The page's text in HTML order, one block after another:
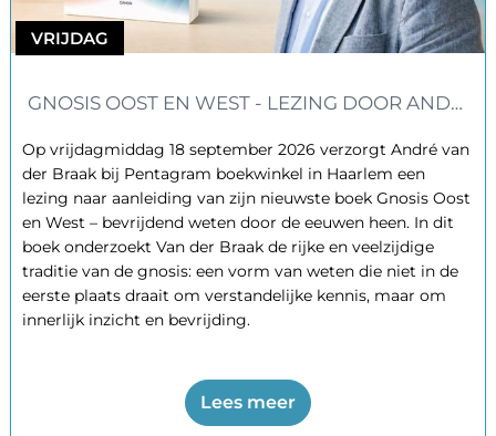
VRIJDAG
GNOSIS OOST EN WEST - LEZING DOOR ANDRÉ
Op vrijdagmiddag 18 september 2026 verzorgt André van
der Braak bij Pentagram boekwinkel in Haarlem een
lezing naar aanleiding van zijn nieuwste boek Gnosis Oost
en West – bevrijdend weten door de eeuwen heen. In dit
boek onderzoekt Van der Braak de rijke en veelzijdige
traditie van de gnosis: een vorm van weten die niet in de
eerste plaats draait om verstandelijke kennis, maar om
innerlijk inzicht en bevrijding.
Lees meer